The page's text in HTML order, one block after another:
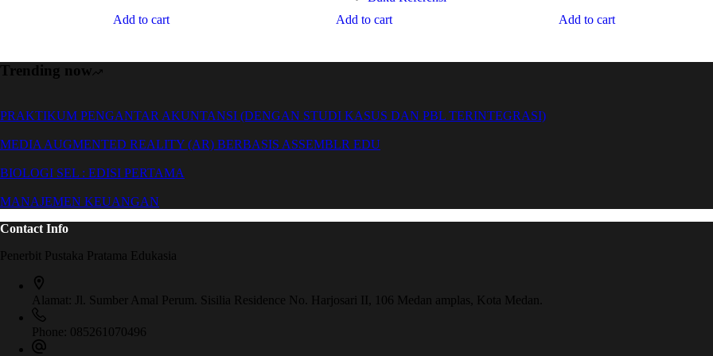
Add to cart
Add to cart
Add to cart
Trending now
PRAKTIKUM PENGANTAR AKUNTANSI (DENGAN STUDI KASUS DAN PBL TERINTEGRASI)
MEDIA AUGMENTED REALITY (AR) BERBASIS ASSEMBLR EDU
BIOLOGI SEL : EDISI PERTAMA
MANAJEMEN KEUANGAN
Contact Info
Penerbit Pustaka Pratama Edukasia
Alamat: Jl. Sumber Amal Perum. Sisilia Residence No. Harjosari II, 106 Medan amplas, Kota Medan.
Phone: 085261070496